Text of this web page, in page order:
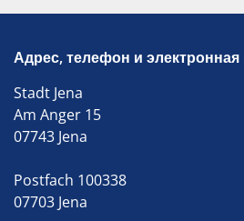
Адрес, телефон и электронная
Stadt Jena
Am Anger 15
07743 Jena
Postfach 100338
07703 Jena